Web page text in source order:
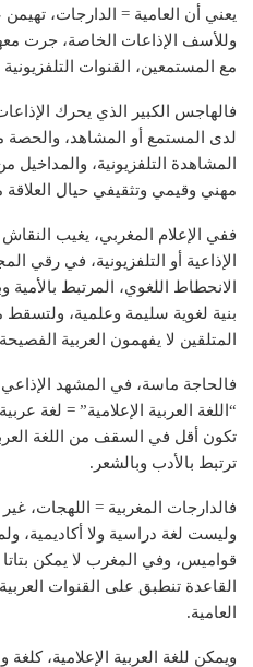
يعني أن العامية = الدارجات،
وللأسف الإذاعات الخاصة، جرت
مع المستمعين، القنوات
فالهاجس الكبير الذي يحرك
لدى المستمع أو المشاهد، والحصة
المشاهدة التلفزيونية، والمداخيل
مهني وقيمي وتثقيفي حيال العلاقة
ففي الإعلام المغربي، يغيب
الإذاعية أو التلفزيونية، في رقي
الانحطاط اللغوي، المرتبط
بنية لغوية سليمة وعلمية،
المتلقين لا يفهمون العربية
فالحاجة ماسة، في المشهد
“اللغة العربية الإعلامية” = لغة
تكون أقل في السقف من اللغة
ترتبط بالأدب وبالشعر.
فالدارجات المغربية = اللهجات، غير
وليست لغة دراسية ولا أكاديمية،
قواميس، وفي المغرب لا يمكن
القاعدة تنطبق على القنوات
العامية.
ويمكن للغة العربية الإعلامية،